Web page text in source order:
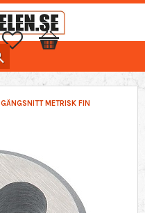
Favoritter
Handlekurv
GÄNGSNITT METRISK FIN